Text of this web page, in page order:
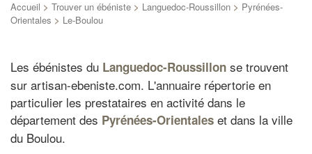
Accueil > Trouver un ébéniste > Languedoc-Roussillon > Pyrénées-
Orientales > Le-Boulou
Les ébénistes du Languedoc-Roussillon se trouvent
sur artisan-ebeniste.com. L'annuaire répertorie en
particulier les prestataires en activité dans le
département des Pyrénées-Orientales et dans la ville
du Boulou.